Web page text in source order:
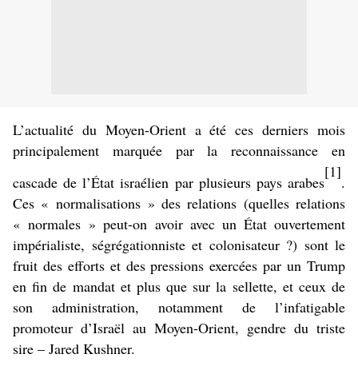
L’actualité du Moyen-Orient a été ces derniers mois
principalement marquée par la reconnaissance en
cascade de l’État israélien par plusieurs pays arabes
[1]
.
Ces « normalisations » des relations (quelles relations
« normales » peut-on avoir avec un État ouvertement
impérialiste, ségrégationniste et colonisateur ?) sont le
fruit des efforts et des pressions exercées par un Trump
en fin de mandat et plus que sur la sellette, et ceux de
son administration, notamment de l’infatigable
promoteur d’Israël au Moyen-Orient, gendre du triste
sire – Jared Kushner.